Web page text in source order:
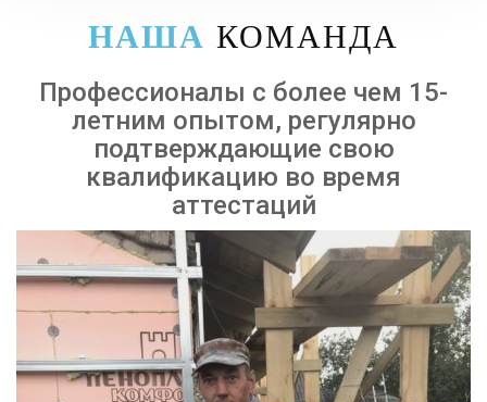
НАША КОМАНДА
Профессионалы с более чем 15-
летним опытом, регулярно
подтверждающие свою
квалификацию во время
аттестаций